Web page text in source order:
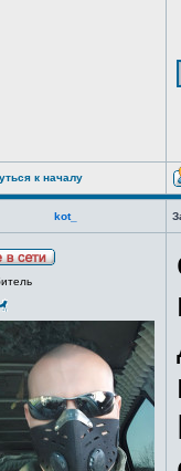
к началу
kot_